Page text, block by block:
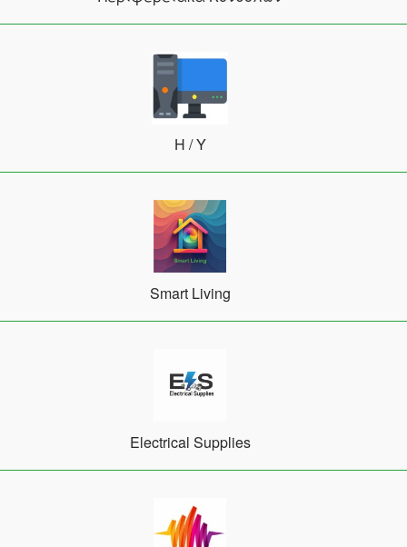
Η / Υ
Smart Living
Electrical Supplies